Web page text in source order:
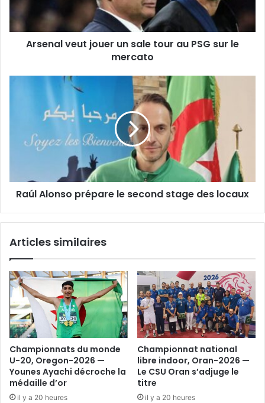
au
sur
Arsenal veut jouer un sale tour au PSG sur le
mercato
stage
Raúl Alonso prépare le second stage des locaux
Articles similaires
Championnats du monde
U-20, Oregon-2026 —
Younes Ayachi décroche la
médaille d’or
il y a 20 heures
Championnat national
libre indoor, Oran-2026 —
Le CSU Oran s’adjuge le
titre
il y a 20 heures